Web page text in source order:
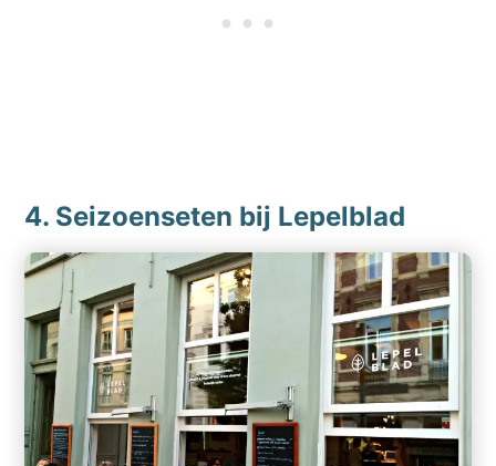
4. Seizoenseten bij Lepelblad